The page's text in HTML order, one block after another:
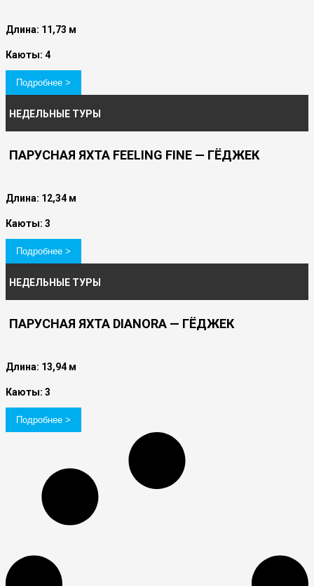
Длина: 11,73 м
Каюты: 4
Подробнее >
НЕДЕЛЬНЫЕ ТУРЫ
ПАРУСНАЯ ЯХТА FEELING FINE — ГЁДЖЕК
Длина: 12,34 м
Каюты: 3
Подробнее >
НЕДЕЛЬНЫЕ ТУРЫ
ПАРУСНАЯ ЯХТА DIANORA — ГЁДЖЕК
Длина: 13,94 м
Каюты: 3
Подробнее >